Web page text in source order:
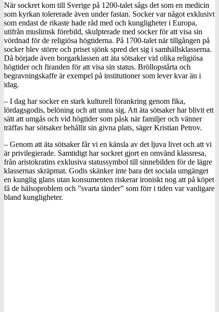
När sockret kom till Sverige på 1200-talet sågs det som en medicin
som kyrkan tolererade även under fastan. Socker var något exklusivt
som endast de rikaste hade råd med och kungligheter i Europa,
utifrån muslimsk förebild, skulpterade med socker för att visa sin
vördnad för de religiösa högtiderna. På 1700-talet när tillgången på
socker blev större och priset sjönk spred det sig i samhällsklasserna.
Då började även borgarklassen att äta sötsaker vid olika religiösa
högtider och firanden för att visa sin status. Bröllopstårta och
begravningskaffe är exempel på institutioner som lever kvar än i
idag.
– I dag har socker en stark kulturell förankring genom fika,
lördagsgodis, belöning och att unna sig. Att äta sötsaker har blivit ett
sätt att umgås och vid högtider som påsk när familjer och vänner
träffas har sötsaker behållit sin givna plats, säger Kristian Petrov.
– Genom att äta sötsaker får vi en känsla av det ljuva livet och att vi
är privilegierade. Samtidigt har sockret gjort en omvänd klassresa,
från aristokratins exklusiva statussymbol till sinnebilden för de lägre
klassernas skräpmat. Godis skänker inte bara det sociala umgänget
en kunglig glans utan konsumenten riskerar ironiskt nog att på köpet
få de hälsoproblem och ”svarta tänder” som förr i tiden var vanligare
bland kungligheter.